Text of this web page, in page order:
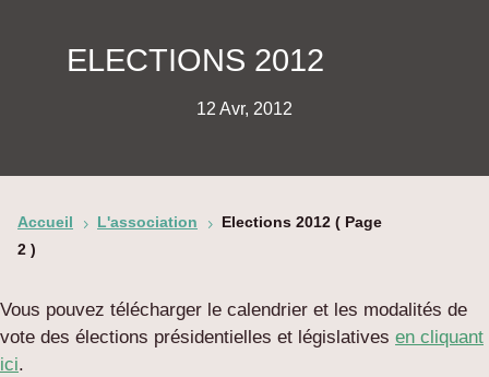
ELECTIONS 2012
12 Avr, 2012
Accueil 5 L'association 5 Elections 2012 ( Page
2 )
Vous pouvez télécharger le calendrier et les modalités de
vote des élections présidentielles et législatives en cliquant
ici.